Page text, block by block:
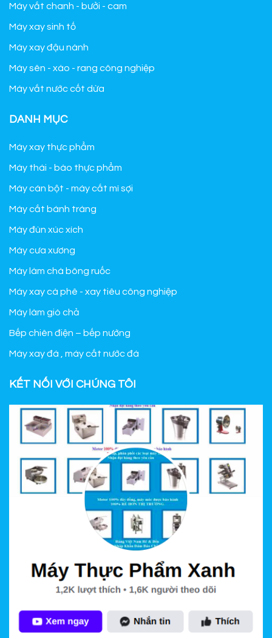
Máy vắt chanh - bưởi - cam
Máy xay sinh tố
Máy xay đậu nành
Máy sên - xào - rang công nghiệp
Máy vắt nước cốt dừa
DANH MỤC
Máy xay thực phẩm
Máy thái - bào thực phẩm
Máy cán bột - máy cắt mì sợi
Máy cắt bánh tráng
Máy đùn xúc xích
Máy cưa xương
Máy làm chà bông ruốc
Máy xay cà phê - xay tiêu công nghiệp
Máy làm giò chả
Bếp chiên điện – bếp nướng
Máy xay đá , máy cắt nước đá
KẾT NỐI VỚI CHÚNG TÔI